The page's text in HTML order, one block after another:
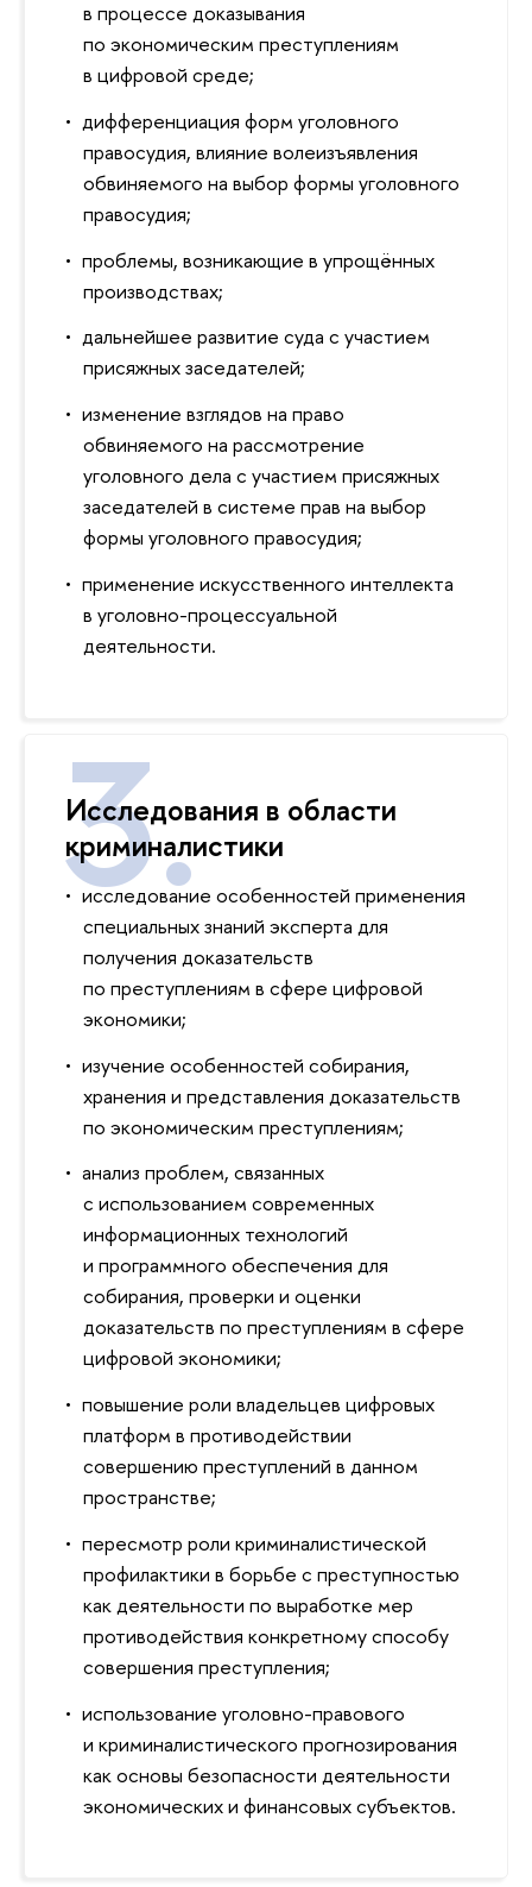
в процессе доказывания
по экономическим преступлениям
в цифровой среде;
дифференциация форм уголовного
правосудия, влияние волеизъявления
обвиняемого на выбор формы уголовного
правосудия;
проблемы, возникающие в упрощённых
производствах;
дальнейшее развитие суда с участием
присяжных заседателей;
изменение взглядов на право
обвиняемого на рассмотрение
уголовного дела с участием присяжных
заседателей в системе прав на выбор
формы уголовного правосудия;
применение искусственного интеллекта
в уголовно-процессуальной
деятельности.
Исследования в области
криминалистики
исследование особенностей применения
специальных знаний эксперта для
получения доказательств
по преступлениям в сфере цифровой
экономики;
изучение особенностей собирания,
хранения и представления доказательств
по экономическим преступлениям;
анализ проблем, связанных
с использованием современных
информационных технологий
и программного обеспечения для
собирания, проверки и оценки
доказательств по преступлениям в сфере
цифровой экономики;
повышение роли владельцев цифровых
платформ в противодействии
совершению преступлений в данном
пространстве;
пересмотр роли криминалистической
профилактики в борьбе с преступностью
как деятельности по выработке мер
противодействия конкретному способу
совершения преступления;
использование уголовно-правового
и криминалистического прогнозирования
как основы безопасности деятельности
экономических и финансовых субъектов.